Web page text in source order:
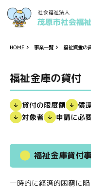
HOME 事業一覧 福祉資金の
福祉金庫の貸付
貸付の限度額 償
対象者 申請に必
福祉金庫貸付
一時的に経済的困窮に